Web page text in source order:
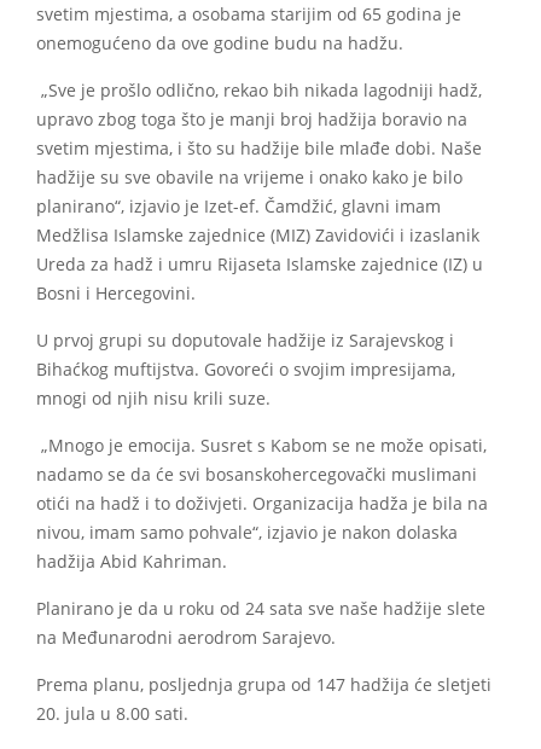
svetim mjestima, a osobama starijim od 65 godina je
onemogućeno da ove godine budu na hadžu.
„Sve je prošlo odlično, rekao bih nikada lagodniji hadž,
upravo zbog toga što je manji broj hadžija boravio na
svetim mjestima, i što su hadžije bile mlađe dobi. Naše
hadžije su sve obavile na vrijeme i onako kako je bilo
planirano“, izjavio je Izet-ef. Čamdžić, glavni imam
Medžlisa Islamske zajednice (MIZ) Zavidovići i izaslanik
Ureda za hadž i umru Rijaseta Islamske zajednice (IZ) u
Bosni i Hercegovini.
U prvoj grupi su doputovale hadžije iz Sarajevskog i
Bihaćkog muftijstva. Govoreći o svojim impresijama,
mnogi od njih nisu krili suze.
„Mnogo je emocija. Susret s Kabom se ne može opisati,
nadamo se da će svi bosanskohercegovački muslimani
otići na hadž i to doživjeti. Organizacija hadža je bila na
nivou, imam samo pohvale“, izjavio je nakon dolaska
hadžija Abid Kahriman.
Planirano je da u roku od 24 sata sve naše hadžije slete
na Međunarodni aerodrom Sarajevo.
Prema planu, posljednja grupa od 147 hadžija će sletjeti
20. jula u 8.00 sati.